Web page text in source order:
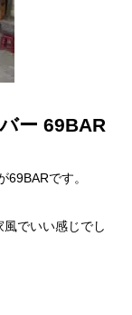
ー 69BAR
です。
でいい感じでし